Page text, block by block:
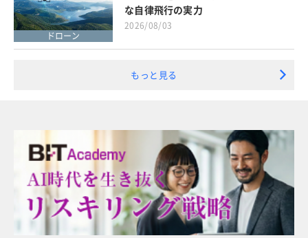
ドローン
な自律飛行の実力
2026/08/03
もっと見る